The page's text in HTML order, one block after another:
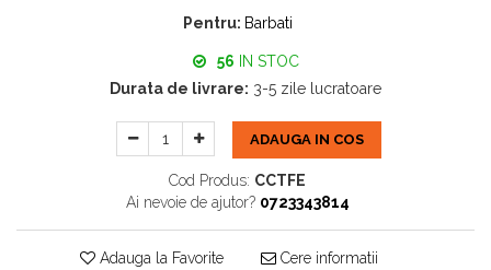
Pentru: Barbati
56 IN STOC
Durata de livrare: 3-5 zile lucratoare
ADAUGA IN COS
Cod Produs: CCTFE
Ai nevoie de ajutor? 0723343814
Adauga la Favorite Cere informatii